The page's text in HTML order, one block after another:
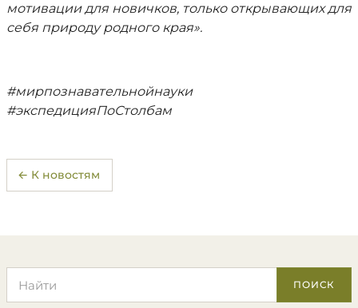
мотивации для новичков, только открывающих для
себя природу родного края».
#мирпознавательнойнауки
#экспедицияПоСтолбам
← К новостям
ПОИСК